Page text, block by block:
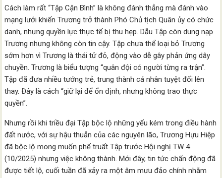
Cách làm rất “Tập Cận Bình” là không đánh thẳng mà đánh vào
mạng lưới khiến Trương trở thành Phó Chủ tịch Quân ủy có chức
danh, nhưng quyền lực thực tế bị thu hẹp. Dẫu Tập còn dung nạp
Trương nhưng không còn tin cậy. Tập chưa thể loại bỏ Trương
sớm hơn vì Trương là thái tử đỏ, động vào dễ gây phản ứng dây
chuyền. Trương là biểu tượng “quân đội có người từng ra trận”.
Tập đã đưa nhiều tướng trẻ, trung thành cá nhân tuyệt đối lên
thay. Đây là cách “giữ lại để ổn định, nhưng không trao thực
quyền”.
Nhưng rồi khi triều đại Tập bộc lộ những yếu kém trong điều hành
đất nước, với sự hậu thuẫn của các nguyên lão, Trương Hựu Hiệp
đã bộc lộ mong muốn phế truất Tập trước Hội nghị TW 4
(10/2025) nhưng việc không thành. Mới đây, tin tức chấn động đã
được tiết lộ, cuối tuần đã xảy ra một âm mưu đảo chính nhằm